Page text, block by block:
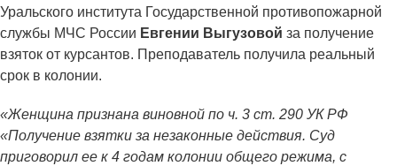
Уральского института Государственной противопожарной
службы МЧС России Евгении Выгузовой за получение
взяток от курсантов. Преподаватель получила реальный
срок в колонии.
«Женщина признана виновной по ч. 3 ст. 290 УК РФ
«Получение взятки за незаконные действия. Суд
приговорил ее к 4 годам колонии общего режима, с